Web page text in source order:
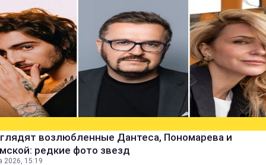
возлюбленные Дантеса, Пономарева и
редкие фото звезд
2026, 15:19